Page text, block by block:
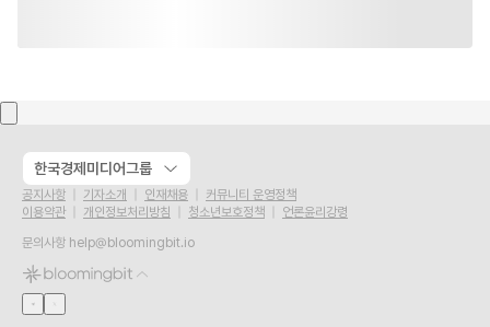
한국경제미디어그룹
공지사항 기자소개 인재채용
커뮤니티 운영정책
이용약관
개인정보처리방침 청소년보호정책
언론윤리강령
문의사항 help@bloomingbit.io